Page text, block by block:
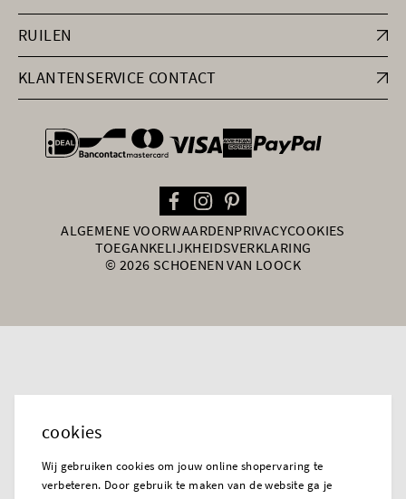
RUILEN
KLANTENSERVICE CONTACT
general.paymentOptions
ALGEMENE VOORWAARDENPRIVACYCOOKIES
TOEGANKELIJKHEIDSVERKLARING
© 2026 SCHOENEN VAN LOOCK
cookies
Wij gebruiken cookies om jouw online shopervaring te
verbeteren. Door gebruik te maken van de website ga je